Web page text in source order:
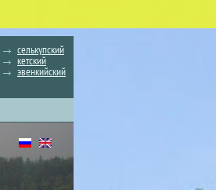
селькупский
кетский
эвенкийский